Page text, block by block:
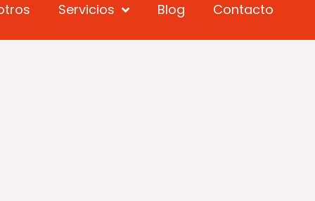
Servicios Blog Contacto